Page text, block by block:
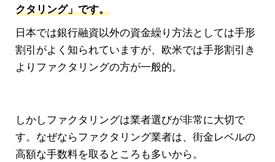
クタリング」です。
日本では銀行融資以外の資金繰り方法としては手形
割引がよく知られていますが、欧米では手形割引き
よりファクタリングの方が一般的。
しかしファクタリングは業者選びが非常に大切で
す。なぜならファクタリング業者は、街金レベルの
高額な手数料を取るところも多いから。